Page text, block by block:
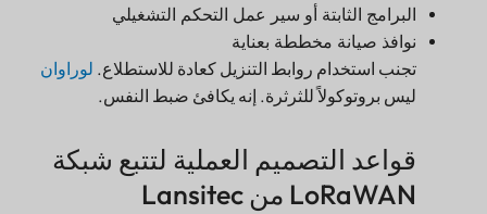
البرامج الثابتة أو سير عمل التحكم التشغيلي
نوافذ صيانة مخططة بعناية
تجنب استخدام روابط التنزيل كعادة للاستطلاع. لوراوان
ليس بروتوكولاً للثرثرة. إنه يكافئ ضبط النفس.
قواعد التصميم العملية لتتبع شبكة
LoRaWAN من Lansitec